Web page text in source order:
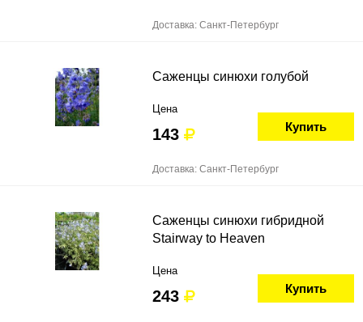
Доставка: Санкт-Петербург
Саженцы синюхи голубой
Цена
143 Купить
Доставка: Санкт-Петербург
Саженцы синюхи гибридной
Stairway to Heaven
Цена
243 Купить